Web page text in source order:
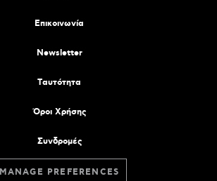
Επικοινωνία
Newsletter
Tαυτότητα
Όροι Χρήσης
Συνδρομές
MANAGE PREFERENCES